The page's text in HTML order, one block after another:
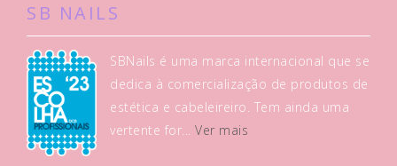
SB NAILS
SBNails é uma marca internacional que se
dedica à comercialização de produtos de
estética e cabeleireiro. Tem ainda uma
vertente for...Ver mais